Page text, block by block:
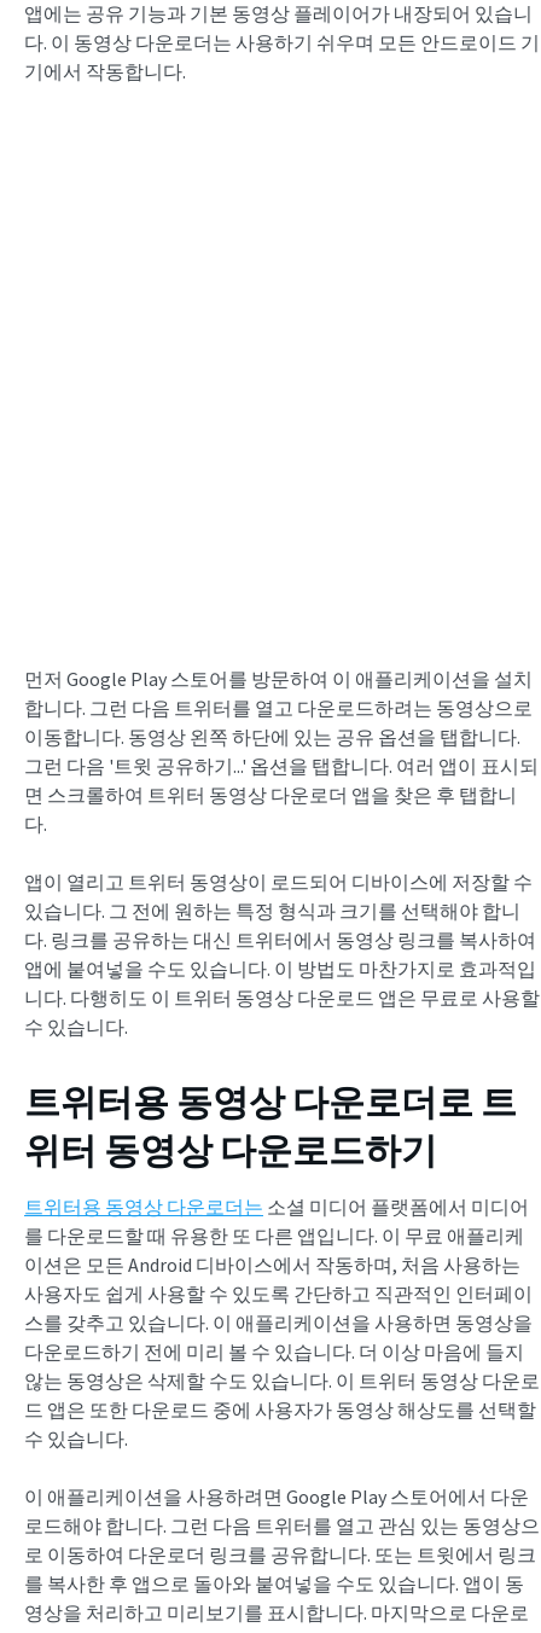
앱에는 공유 기능과 기본 동영상 플레이어가 내장되어 있습니
다. 이 동영상 다운로더는 사용하기 쉬우며 모든 안드로이드 기
기에서 작동합니다.
먼저 Google Play 스토어를 방문하여 이 애플리케이션을 설치
합니다. 그런 다음 트위터를 열고 다운로드하려는 동영상으로
이동합니다. 동영상 왼쪽 하단에 있는 공유 옵션을 탭합니다.
그런 다음 '트윗 공유하기...' 옵션을 탭합니다. 여러 앱이 표시되
면 스크롤하여 트위터 동영상 다운로더 앱을 찾은 후 탭합니
다.
앱이 열리고 트위터 동영상이 로드되어 디바이스에 저장할 수
있습니다. 그 전에 원하는 특정 형식과 크기를 선택해야 합니
다. 링크를 공유하는 대신 트위터에서 동영상 링크를 복사하여
앱에 붙여넣을 수도 있습니다. 이 방법도 마찬가지로 효과적입
니다. 다행히도 이 트위터 동영상 다운로드 앱은 무료로 사용할
수 있습니다.
트위터용 동영상 다운로더로 트
위터 동영상 다운로드하기
트위터용 동영상 다운로더는 소셜 미디어 플랫폼에서 미디어
를 다운로드할 때 유용한 또 다른 앱입니다. 이 무료 애플리케
이션은 모든 Android 디바이스에서 작동하며, 처음 사용하는
사용자도 쉽게 사용할 수 있도록 간단하고 직관적인 인터페이
스를 갖추고 있습니다. 이 애플리케이션을 사용하면 동영상을
다운로드하기 전에 미리 볼 수 있습니다. 더 이상 마음에 들지
않는 동영상은 삭제할 수도 있습니다. 이 트위터 동영상 다운로
드 앱은 또한 다운로드 중에 사용자가 동영상 해상도를 선택할
수 있습니다.
이 애플리케이션을 사용하려면 Google Play 스토어에서 다운
로드해야 합니다. 그런 다음 트위터를 열고 관심 있는 동영상으
로 이동하여 다운로더 링크를 공유합니다. 또는 트윗에서 링크
를 복사한 후 앱으로 돌아와 붙여넣을 수도 있습니다. 앱이 동
영상을 처리하고 미리보기를 표시합니다. 마지막으로 다운로